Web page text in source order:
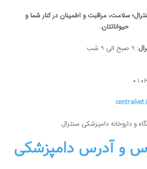
سلامت، مراقبت و اطمینان در کنار شما و
حیواناتتان.
: 9 صبح الی 9 شب
و آدرس دامپزشکی